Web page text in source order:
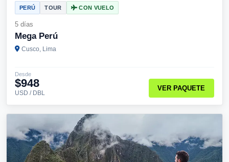
PERÚ TOUR CON VUELO
5 días
Mega Perú
Cusco, Lima
Desde
$948
USD / DBL
VER PAQUETE